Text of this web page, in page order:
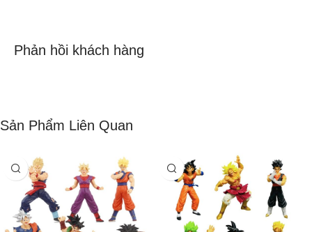
Phản hồi khách hàng
Sản Phẩm Liên Quan